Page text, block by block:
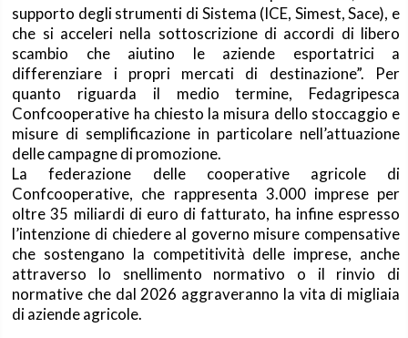
supporto degli strumenti di Sistema (ICE, Simest, Sace), e
che si acceleri nella sottoscrizione di accordi di libero
scambio che aiutino le aziende esportatrici a
differenziare i propri mercati di destinazione”. Per
quanto riguarda il medio termine, Fedagripesca
Confcooperative ha chiesto la misura dello stoccaggio e
misure di semplificazione in particolare nell’attuazione
delle campagne di promozione.
La federazione delle cooperative agricole di
Confcooperative, che rappresenta 3.000 imprese per
oltre 35 miliardi di euro di fatturato, ha infine espresso
l’intenzione di chiedere al governo misure compensative
che sostengano la competitività delle imprese, anche
attraverso lo snellimento normativo o il rinvio di
normative che dal 2026 aggraveranno la vita di migliaia
di aziende agricole.